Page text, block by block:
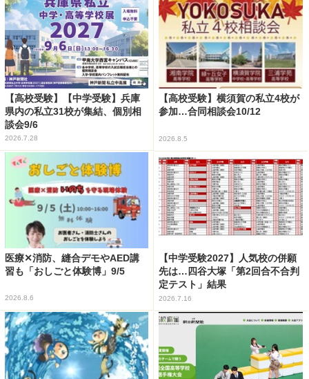
【高校受験】【中学受験】兵庫
県内の私立31校が集結、個別相
談会9/6
2026.7.28
【高校受験】横須賀の私立4校が
参加…合同相談会10/12
2026.8.5
医療✕消防、縫合デモやAED講
習も「おしごと体験博」9/5
2026.8.6
【中学受験2027】人気校の併願
先は…四谷大塚「第2回合不合判
定テスト」結果
2026.7.16